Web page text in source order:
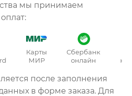
мы принимаем
Карты
МИР
Сбербанк
онлайн
после заполнения
в форме заказа. Для